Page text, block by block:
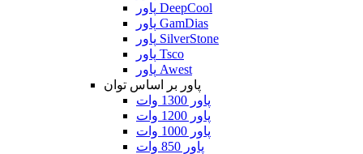
پاور DeepCool
پاور GamDias
پاور SilverStone
پاور Tsco
پاور Awest
پاور بر اساس توان
پاور 1300 وات
پاور 1200 وات
پاور 1000 وات
پاور 850 وات